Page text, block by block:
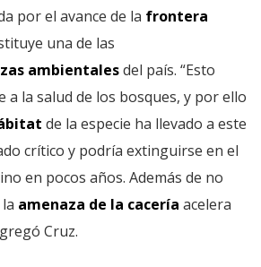
por el avance de la frontera
una de las
ambientalesdel país. “Esto
a la salud de los bosques, y por ello
de la especie ha llevado a este
crítico y podría extinguirse en el
en pocos años. Además de no
amenaza de la cacería acelera
Cruz.